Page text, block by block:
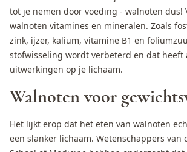
tot je nemen door voeding - walnoten dus!
walnoten vitamines en mineralen. Zoals
zink, ijzer, kalium, vitamine B1 en
stofwisseling wordt verbeterd en dat heeft
uitwerkingen op je lichaam.
Walnoten voor
Het lijkt erop dat het eten van walnoten
een slanker lichaam. Wetenschappers van